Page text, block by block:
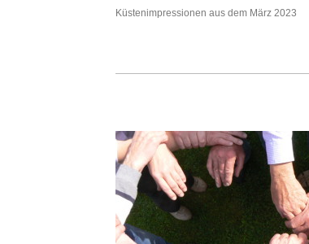
Küstenimpressionen aus